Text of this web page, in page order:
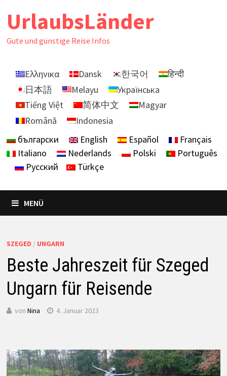
UrlaubsLänder
Gute und günstige Reise Infos
Ελληνικα Dansk 한국어
हिन्दी
日本語
Melayu
Українська
Tiếng Việt
简体中文
Magyar
Română
Indonesia
български
English Español
Français
Italiano
Nederlands Polski
Português
Русский
Türkçe
MENÜ
SZEGED / UNGARN
Beste Jahreszeit für Szeged
Ungarn für Reisende
von Nina 4. Januar 2023